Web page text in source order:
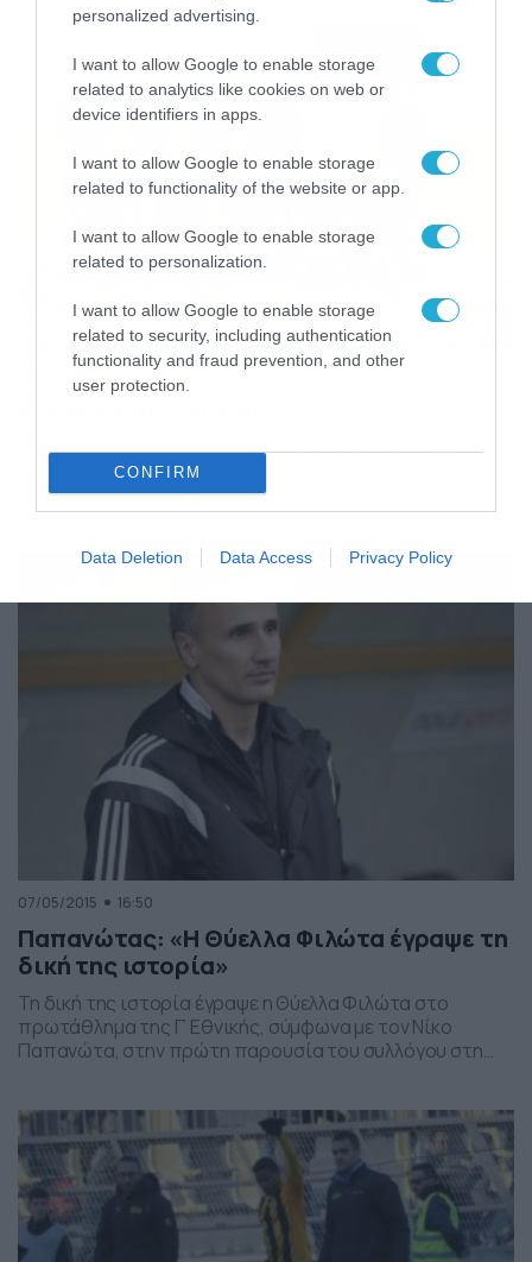
personalized advertising.
I want to allow Google to enable storage
related to analytics like cookies on web or
device identifiers in apps.
I want to allow Google to enable storage
related to functionality of the website or app.
I want to allow Google to enable storage
related to personalization.
I want to allow Google to enable storage
related to security, including authentication
functionality and fraud prevention, and other
user protection.
CONFIRM
Data Deletion Data Access Privacy Policy
το 1-0 στέλνοντας την μπάλα στην αριστερή πλευρά του
Αρβανιτάκη. Στο 15′ σουτ του Μίσα απέκρουσαν οι
αμυντικοί. Στο 37′ […]
11/05/2015 00:01
Την νίκη με 3-0 πήρε ο Καμπανιακός από την Θύελλα
Φιλώτα. Οι γηπεδούχοι έχοντας αρκετές απουσίες
κατάφεραν να ανοίξουν το σκορ στο 48′ με κεφαλία του
Παπάζη, ενώ στο 81′ έκαναν το 2-0 με τον Ργκαβίνα. Το
Κηπουρός, Φοιτάς, Τρικαλινός, Παπάζης, Ραγκαβίνας,
[…]
07/05/2015 16:50
Παπανώτας: «Η Θύελλα Φιλώτα έγραψε τη
δική της ιστορία»
Τη δική της ιστορία έγραψε η Θύελλα Φιλώτα στο
πρωτάθλημα της Γ’ Εθνικής, σύμφωνα με τον Νίκο
Παπανώτα, στην πρώτη παρουσία του συλλόγου στη
οποία εξασφάλισε σχετικά νωρίς την παραμονή της.
Μεταξύ άλλων ειδική μνεία έκανε στα νεαρά παιδιά των
«κυανόλευκων», […]